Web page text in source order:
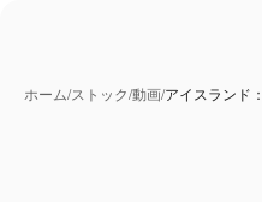
ホーム/ストック/動画/アイスランド